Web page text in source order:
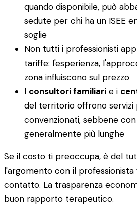
quando disponibile, può
sedute per chi ha un ISEE
soglie
Non tutti i professionisti
tariffe: l'esperienza,
zona influiscono sul prezzo
I consultori familiari e i
del territorio offrono servizi
convenzionati, sebbene
generalmente più lunghe
Se il costo ti preoccupa, è del
l'argomento con il
contatto. La trasparenza
buon rapporto terapeutico.